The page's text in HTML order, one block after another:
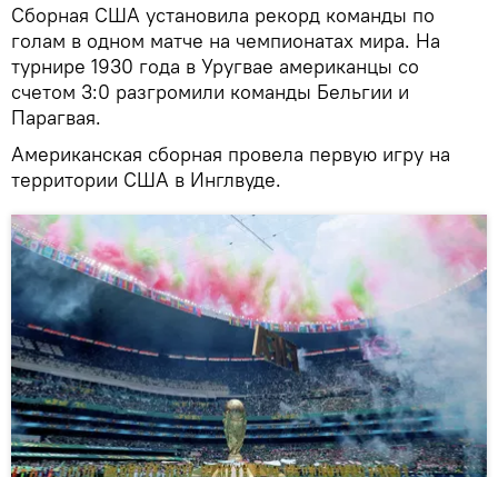
Сборная США установила рекорд команды по
голам в одном матче на чемпионатах мира. На
турнире 1930 года в Уругвае американцы со
счетом 3:0 разгромили команды Бельгии и
Парагвая.
Американская сборная провела первую игру на
территории США в Инглвуде.